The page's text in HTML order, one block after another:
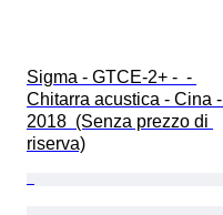
Sigma - GTCE-2+ -  -
Chitarra acustica - Cina -
2018  (Senza prezzo di
riserva)